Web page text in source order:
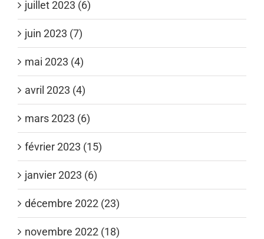
juillet 2023 (6)
juin 2023 (7)
mai 2023 (4)
avril 2023 (4)
mars 2023 (6)
février 2023 (15)
janvier 2023 (6)
décembre 2022 (23)
novembre 2022 (18)